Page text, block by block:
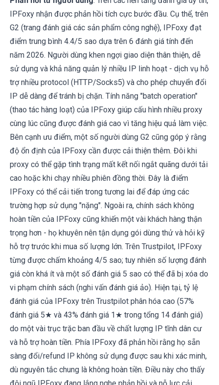
IPFoxy nhận được phản hồi tích cực bước đầu. Cụ thể, trên
G2 (trang đánh giá các sản phẩm công nghệ), IPFoxy đạt
điểm trung bình 4.4/5 sao dựa trên 6 đánh giá tính đến
năm 2026. Người dùng khen ngợi giao diện thân thiện, dễ
sử dụng và khả năng quản lý nhiều IP linh hoạt - dịch vụ hỗ
trợ nhiều protocol (HTTP/Socks5) và cho phép chuyển đổi
IP dễ dàng để tránh bị chặn. Tính năng "batch operation"
(thao tác hàng loạt) của IPFoxy giúp cấu hình nhiều proxy
cùng lúc cũng được đánh giá cao vì tăng hiệu quả làm việc.
Bên cạnh ưu điểm, một số người dùng G2 cũng góp ý rằng
độ ổn định của IPFoxy cần được cải thiện thêm. Đôi khi
proxy có thể gặp tình trạng mất kết nối ngắt quãng dưới tải
cao hoặc khi chạy nhiều phiên đồng thời. Đây là điểm
IPFoxy có thể cải tiến trong tương lai để đáp ứng các
trường hợp sử dụng "nặng". Ngoài ra, chính sách không
hoàn tiền của IPFoxy cũng khiến một vài khách hàng thận
trọng hơn - họ khuyên nên tận dụng gói dùng thử và hỏi kỹ
hỗ trợ trước khi mua số lượng lớn. Trên Trustpilot, IPFoxy
từng được chấm khoảng 4/5 sao; tuy nhiên số lượng đánh
giá còn khá ít và một số đánh giá 5 sao có thể đã bị xóa do
vi phạm chính sách (nghi vấn đánh giá ảo). Hiện tại, tỷ lệ
đánh giá của IPFoxy trên Trustpilot phân hóa cao (57%
đánh giá 5★ và 43% đánh giá 1★ trong tổng 14 đánh giá)
do một vài trục trặc ban đầu về chất lượng IP tĩnh dân cư
và hỗ trợ hoàn tiền. Phía IPFoxy đã phản hồi rằng họ sẵn
sàng đổi/refund IP không sử dụng được sau khi xác minh,
dù nguyên tắc chung là không hoàn tiền. Điều này cho thấy